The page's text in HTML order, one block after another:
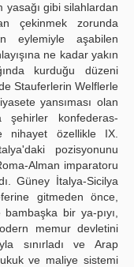
gibi silahlardan
çekinmek zorunda
eylemiyle aşabilen
ne kadar yakın
kurduğu düzeni
Stauferlerin Welflerle
yansıması olan
şehirler konfederas-
nihayet özellikle IX.
pozisyonunu
Alman imparatoru
Güney İtalya-Sicilya
gitmeden önce,
bir ya-pıyı,
memur devletini
sınırladı ve Arap
ve maliye sistemi